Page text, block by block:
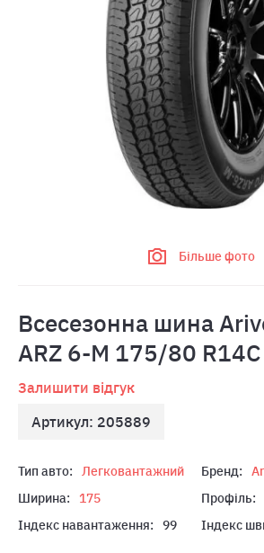
Більше фото
Всесезонна шина
ARZ 6-M 175/80
Залишити відгук
Артикул: 205889
Тип авто: Легковантажний Бренд:
Ширина:
175 Профіль:
Індекс навантаження:
99 Індекс